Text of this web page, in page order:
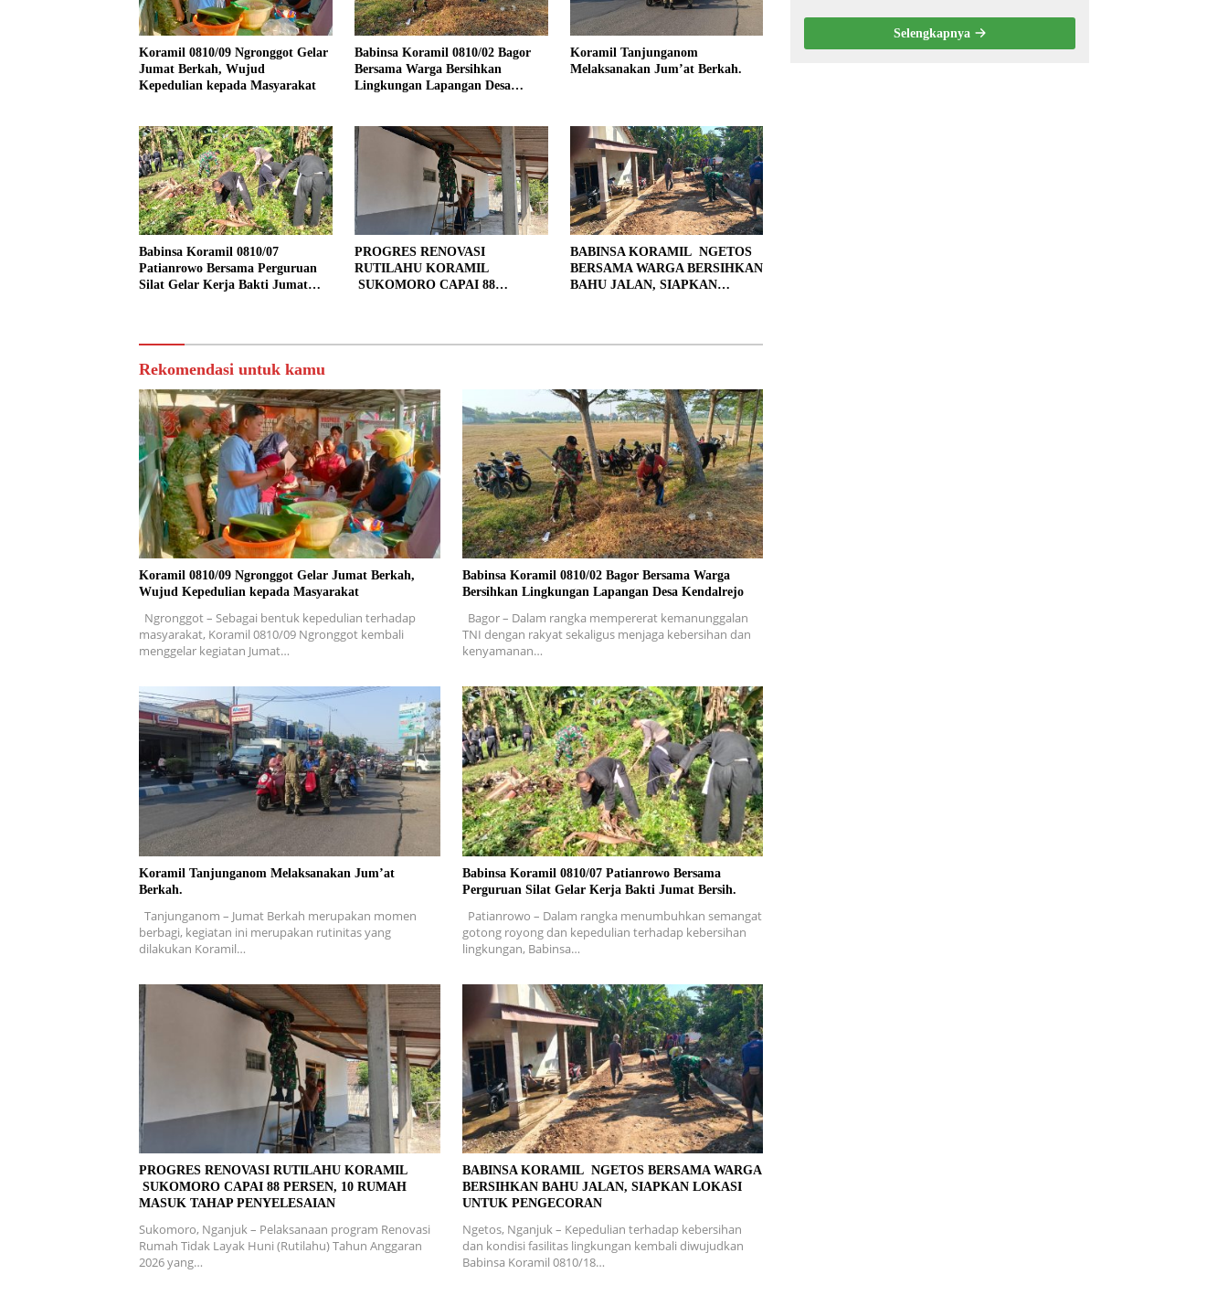
Koramil 0810/09 Ngronggot Gelar
Jumat Berkah, Wujud
Kepedulian kepada Masyarakat
Babinsa Koramil 0810/02 Bagor
Bersama Warga Bersihkan
Lingkungan Lapangan Desa
Koramil Tanjunganom
Melaksanakan Jum’at Berkah.
Babinsa Koramil 0810/07
Patianrowo Bersama Perguruan
Silat Gelar Kerja Bakti Jumat
PROGRES RENOVASI
RUTILAHU KORAMIL
SUKOMORO CAPAI 88
BABINSA KORAMIL NGETOS
BERSAMA WARGA BERSIHKAN
BAHU JALAN, SIAPKAN
Rekomendasi untuk kamu
Koramil 0810/09 Ngronggot Gelar Jumat Berkah,
Wujud Kepedulian kepada Masyarakat
Ngronggot – Sebagai bentuk kepedulian terhadap
masyarakat, Koramil 0810/09 Ngronggot kembali
menggelar kegiatan Jumat…
Babinsa Koramil 0810/02 Bagor Bersama Warga
Bersihkan Lingkungan Lapangan Desa Kendalrejo
Bagor – Dalam rangka mempererat kemanunggalan
TNI dengan rakyat sekaligus menjaga kebersihan dan
kenyamanan…
Koramil Tanjunganom Melaksanakan Jum’at
Berkah.
Tanjunganom – Jumat Berkah merupakan momen
berbagi, kegiatan ini merupakan rutinitas yang
dilakukan Koramil…
Babinsa Koramil 0810/07 Patianrowo Bersama
Perguruan Silat Gelar Kerja Bakti Jumat Bersih.
Patianrowo – Dalam rangka menumbuhkan semangat
gotong royong dan kepedulian terhadap kebersihan
lingkungan, Babinsa…
PROGRES RENOVASI RUTILAHU KORAMIL
SUKOMORO CAPAI 88 PERSEN, 10 RUMAH
MASUK TAHAP PENYELESAIAN
Sukomoro, Nganjuk – Pelaksanaan program Renovasi
Rumah Tidak Layak Huni (Rutilahu) Tahun Anggaran
2026 yang…
BABINSA KORAMIL NGETOS BERSAMA WARGA
BERSIHKAN BAHU JALAN, SIAPKAN LOKASI
UNTUK PENGECORAN
Ngetos, Nganjuk – Kepedulian terhadap kebersihan
dan kondisi fasilitas lingkungan kembali diwujudkan
Babinsa Koramil 0810/18…
Selengkapnya